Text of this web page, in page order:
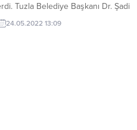
Tuzla Belediye Başkanı Dr. Şadi
için 19 Mayıs Atatürk’ü Anma,
doyasıya yaşamaları için
24.05.2022 13:09